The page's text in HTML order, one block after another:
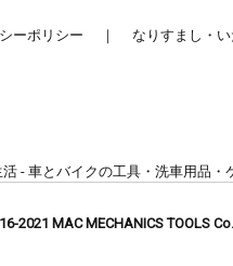
ーポリシー なりすまし・
- 車とバイクの工具・洗車用品・
2021 MAC MECHANICS TOOLS